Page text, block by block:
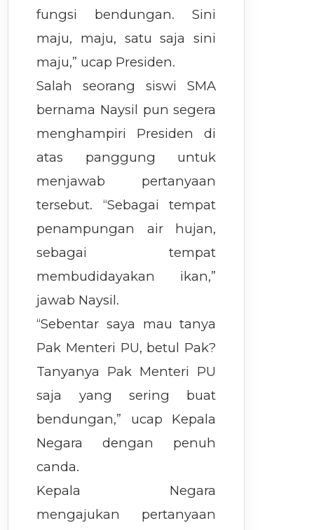
fungsi bendungan. Sini
maju, maju, satu saja sini
maju,” ucap Presiden.
Salah seorang siswi SMA
bernama Naysil pun segera
menghampiri Presiden di
atas panggung untuk
menjawab pertanyaan
tersebut. “Sebagai tempat
penampungan air hujan,
sebagai tempat
membudidayakan ikan,”
jawab Naysil.
“Sebentar saya mau tanya
Pak Menteri PU, betul Pak?
Tanyanya Pak Menteri PU
saja yang sering buat
bendungan,” ucap Kepala
Negara dengan penuh
canda.
Kepala Negara
mengajukan pertanyaan